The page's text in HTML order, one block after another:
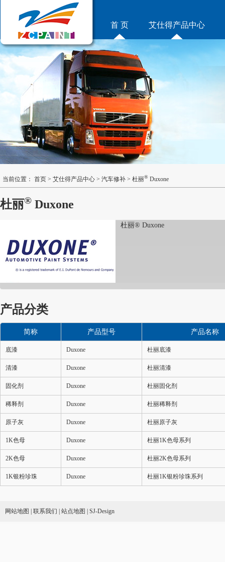
首 页 艾仕得产品中心
当前位置： 首页 > 艾仕得产品中心 > 汽车修补 > 杜丽® Duxone
杜丽® Duxone
杜丽® Duxone
产品分类
简称 产品型号 产品名称
底漆 Duxone 杜丽底漆
清漆 Duxone 杜丽清漆
固化剂 Duxone 杜丽固化剂
稀释剂 Duxone 杜丽稀释剂
原子灰 Duxone 杜丽原子灰
1K色母 Duxone 杜丽1K色母系列
2K色母 Duxone 杜丽2K色母系列
1K银粉珍珠 Duxone 杜丽1K银粉珍珠系列
网站地图 联系我们 站点地图 SJ-Design